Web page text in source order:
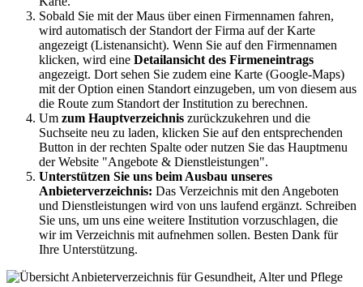
Sobald Sie mit der Maus über einen Firmennamen fahren,
wird automatisch der Standort der Firma auf der Karte
angezeigt (Listenansicht). Wenn Sie auf den Firmennamen
klicken, wird eine Detailansicht des Firmeneintrags
angezeigt. Dort sehen Sie zudem eine Karte (Google-Maps)
mit der Option einen Standort einzugeben, um von diesem aus
die Route zum Standort der Institution zu berechnen.
Um zum Hauptverzeichnis zurückzukehren und die
Suchseite neu zu laden, klicken Sie auf den entsprechenden
Button in der rechten Spalte oder nutzen Sie das Hauptmenu
der Website "Angebote & Dienstleistungen".
Unterstützen Sie uns beim Ausbau unseres
Anbieterverzeichnis: Das Verzeichnis mit den Angeboten
und Dienstleistungen wird von uns laufend ergänzt. Schreiben
Sie uns, um uns eine weitere Institution vorzuschlagen, die
wir im Verzeichnis mit aufnehmen sollen. Besten Dank für
Ihre Unterstützung.